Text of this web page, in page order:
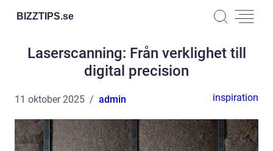
BIZZTIPS.se
Laserscanning: Från verklighet till
digital precision
11 oktober 2025 admin inspiration